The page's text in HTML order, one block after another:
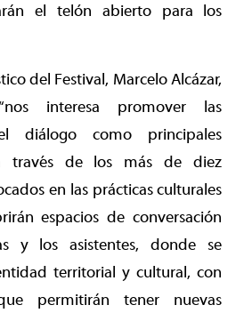
el telón abierto para los
del Festival, Marcelo Alcázar,
interesa promover las
diálogo como principales
a través de los más de diez
en las prácticas culturales
espacios de conversación
y los asistentes, donde se
territorial y cultural, con
permitirán tener nuevas